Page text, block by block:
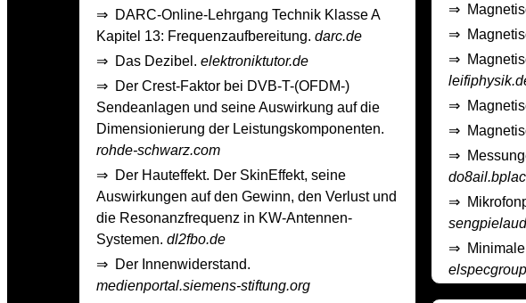
⇒ DARC-Online-Lehrgang Technik Klasse A
Kapitel 13: Frequenzaufbereitung. darc.de
⇒ Das Dezibel. elektroniktutor.de
⇒ Der Crest-Faktor bei DVB-T-(OFDM-)
Sendeanlagen und seine Auswirkung auf die
Dimensionierung der Leistungskomponenten.
rohde-schwarz.com
⇒ Der Hauteffekt. Der Skin­Effekt, seine
Auswirkungen auf den Gewinn, den Verlust und
die Resonanzfrequenz in KW­-Antennen­-
Systemen. dl2fbo.de
⇒ Der Innenwiderstand.
medienportal.siemens-stiftung.org
⇒
⇒
⇒
⇒
⇒
⇒
⇒
⇒